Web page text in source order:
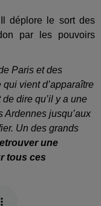
déplore le sort des
par les pouvoirs
Paris et des
vient d’apparaître
de dire qu’il y a une
Ardennes jusqu’aux
Un des grands
une
tous ces